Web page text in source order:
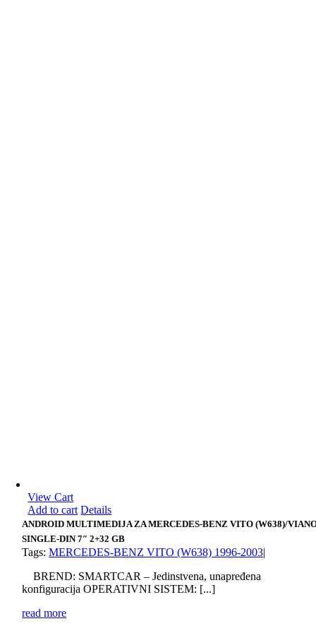
View Cart
Add to cart Details
ANDROID MULTIMEDIJA ZA MERCEDES-BENZ VITO (W638)/
SINGLE-DIN 7″ 2+32 GB
Tags:MERCEDES-BENZ VITO (W638) 1996-2003|
BREND: SMARTCAR – Jedinstvena, unapređena
konfiguracija OPERATIVNI SISTEM: [...]
read more